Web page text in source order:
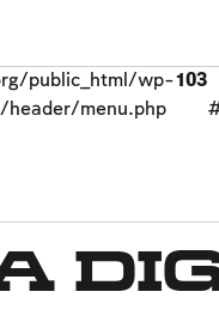
public_html/wp-
menu.php
103